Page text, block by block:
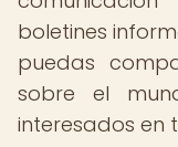
boletines
puedas
sobre el
interesados en